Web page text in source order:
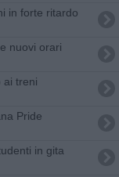
in forte ritardo
nuovi orari
ai treni
Pride
in gita